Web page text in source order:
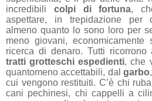
incredibili colpi di fortuna,
aspettare, in trepidazione
almeno quanto lo sono loro per
meno giovani,
ricerca di denaro. Tutti ricorrono
tratti grotteschi espedienti, che
quantomeno accettabili, dal garbo
cui vengono restituiti. C’è chi
cani pechinesi, chi cappelli a